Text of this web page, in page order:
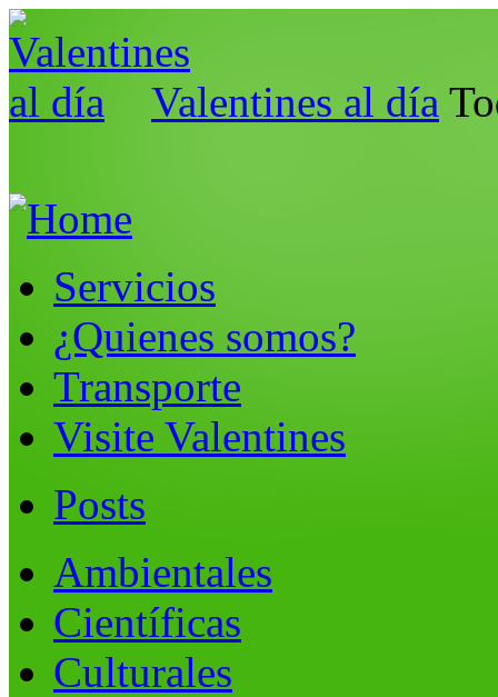
Valentines al día
Servicios
¿Quienes somos?
Transporte
Visite Valentines
Posts
Ambientales
Científicas
Culturales